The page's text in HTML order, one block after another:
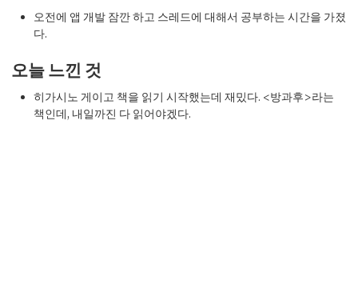
오전에 앱 개발 잠깐 하고 스레드에 대해서 공부하는 시간을 가졌
다.
오늘 느낀 것
히가시노 게이고 책을 읽기 시작했는데 재밌다. <방과후>라는
책인데, 내일까진 다 읽어야겠다.